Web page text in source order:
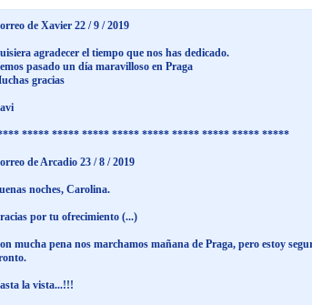
de Xavier 22 / 9 / 2019
agradecer el tiempo que nos has dedicado.
pasado un día maravilloso en Praga
gracias
***** ***** ***** ***** ***** ***** ***** ***** *****
de Arcadio 23 / 8 / 2019
noches, Carolina.
por tu ofrecimiento (...)
mucha pena nos marchamos mañana de Praga, pero estoy
la vista...!!!